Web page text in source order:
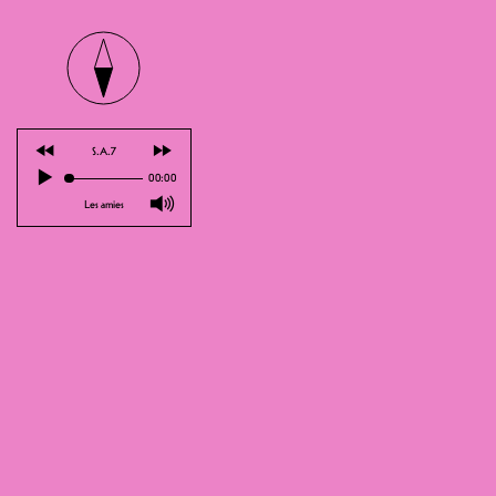
⏪ S.A.7
⏩
▶
00:00
Les amies 🔊
https://www.instagram.com/